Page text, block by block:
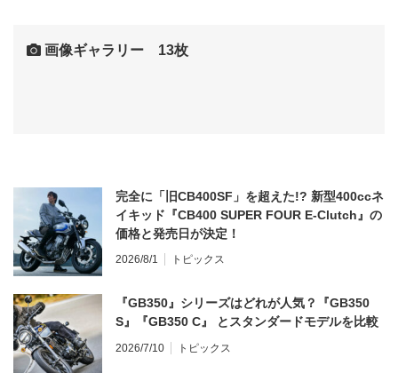
画像ギャラリー 13枚
完全に「旧CB400SF」を超えた!? 新型400ccネ
イキッド『CB400 SUPER FOUR E-Clutch』の
価格と発売日が決定！
2026/8/1 トピックス
『GB350』シリーズはどれが人気？『GB350
S』『GB350 C』 とスタンダードモデルを比較
2026/7/10 トピックス